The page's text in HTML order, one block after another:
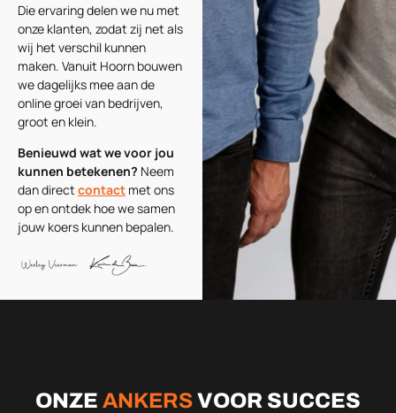
Die ervaring delen we nu met
onze klanten, zodat zij net als
wij het verschil kunnen
maken. Vanuit Hoorn bouwen
we dagelijks mee aan de
online groei van bedrijven,
groot en klein.
Benieuwd wat we voor jou
kunnen betekenen? Neem
dan direct contact met ons
op en ontdek hoe we samen
jouw koers kunnen bepalen.
ONZE ANKERSVOOR SUCCES